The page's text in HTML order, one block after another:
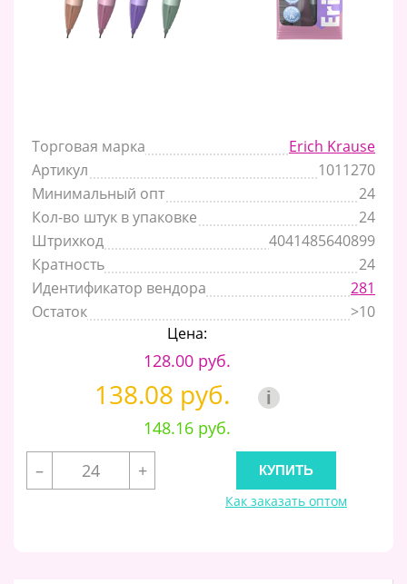
Торговая марка
Erich Krause
Артикул
1011270
Минимальный опт
24
Кол-во штук в упаковке
24
Штрихкод
4041485640899
Кратность
24
Идентификатор вендора
281
Остаток
>10
Цена:
128.00 руб.
138.08 руб. i
148.16 руб.
–
+
Как заказать оптом